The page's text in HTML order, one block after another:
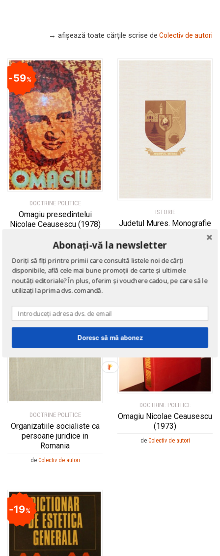
→ afișează toate cărțile scrise de Colectiv de autori
DOCTRINE POLITICE
Omagiu presedintelui
Nicolae Ceausescu (1978)
59%
ISTORIE
Judetul Mures. Monografie
DOCTRINE POLITICE
Organizatiile socialiste ca
persoane juridice in
Romania
de Colectiv de autori
DOCTRINE POLITICE
Omagiu Nicolae Ceausescu
(1973)
de Colectiv de autori
19%
Abonați-vă la newsletter
Doriți să fiți printre primii care consultă listele noi de cărți
disponibile, află cele mai bune promoții de carte și ultimele
noutăți editoriale? În plus, oferim și vouchere cadou, pe care să le
utilizați la prima dvs. comandă.
Doresc să mă abonez